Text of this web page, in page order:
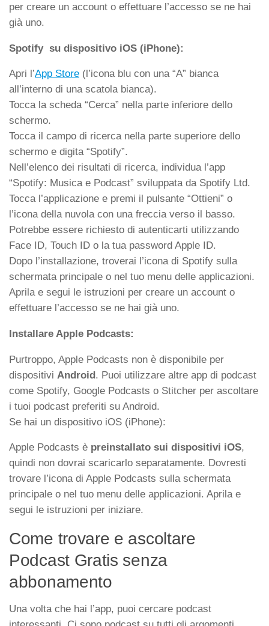
per creare un account o effettuare l’accesso se ne hai
già uno.
Spotify su dispositivo iOS (iPhone):
Apri l’App Store (l’icona blu con una “A” bianca
all’interno di una scatola bianca).
Tocca la scheda “Cerca” nella parte inferiore dello
schermo.
Tocca il campo di ricerca nella parte superiore dello
schermo e digita “Spotify”.
Nell’elenco dei risultati di ricerca, individua l’app
“Spotify: Musica e Podcast” sviluppata da Spotify Ltd.
Tocca l’applicazione e premi il pulsante “Ottieni” o
l’icona della nuvola con una freccia verso il basso.
Potrebbe essere richiesto di autenticarti utilizzando
Face ID, Touch ID o la tua password Apple ID.
Dopo l’installazione, troverai l’icona di Spotify sulla
schermata principale o nel tuo menu delle applicazioni.
Aprila e segui le istruzioni per creare un account o
effettuare l’accesso se ne hai già uno.
Installare Apple Podcasts:
Purtroppo, Apple Podcasts non è disponibile per
dispositivi Android. Puoi utilizzare altre app di podcast
come Spotify, Google Podcasts o Stitcher per ascoltare
i tuoi podcast preferiti su Android.
Se hai un dispositivo iOS (iPhone):
Apple Podcasts è preinstallato sui dispositivi iOS,
quindi non dovrai scaricarlo separatamente. Dovresti
trovare l’icona di Apple Podcasts sulla schermata
principale o nel tuo menu delle applicazioni. Aprila e
segui le istruzioni per iniziare.
Come trovare e ascoltare
Podcast Gratis senza
abbonamento
Una volta che hai l’app, puoi cercare podcast